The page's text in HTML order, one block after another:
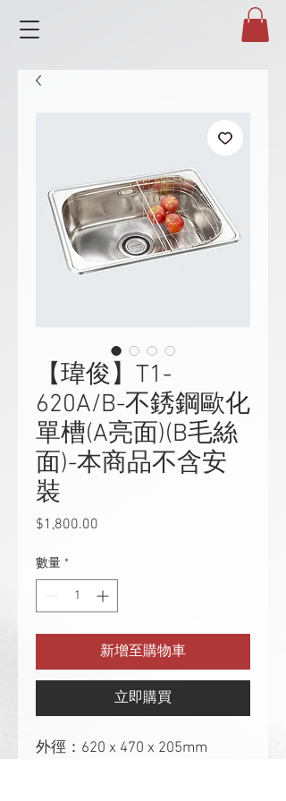
【瑋俊】T1-
620A/B-不銹鋼歐化
單槽(A亮面)(B毛絲
面)-本商品不含安
裝
$1,800.00
數量 *
新增至購物車
立即購買
外徑：620 x 470 x 205mm